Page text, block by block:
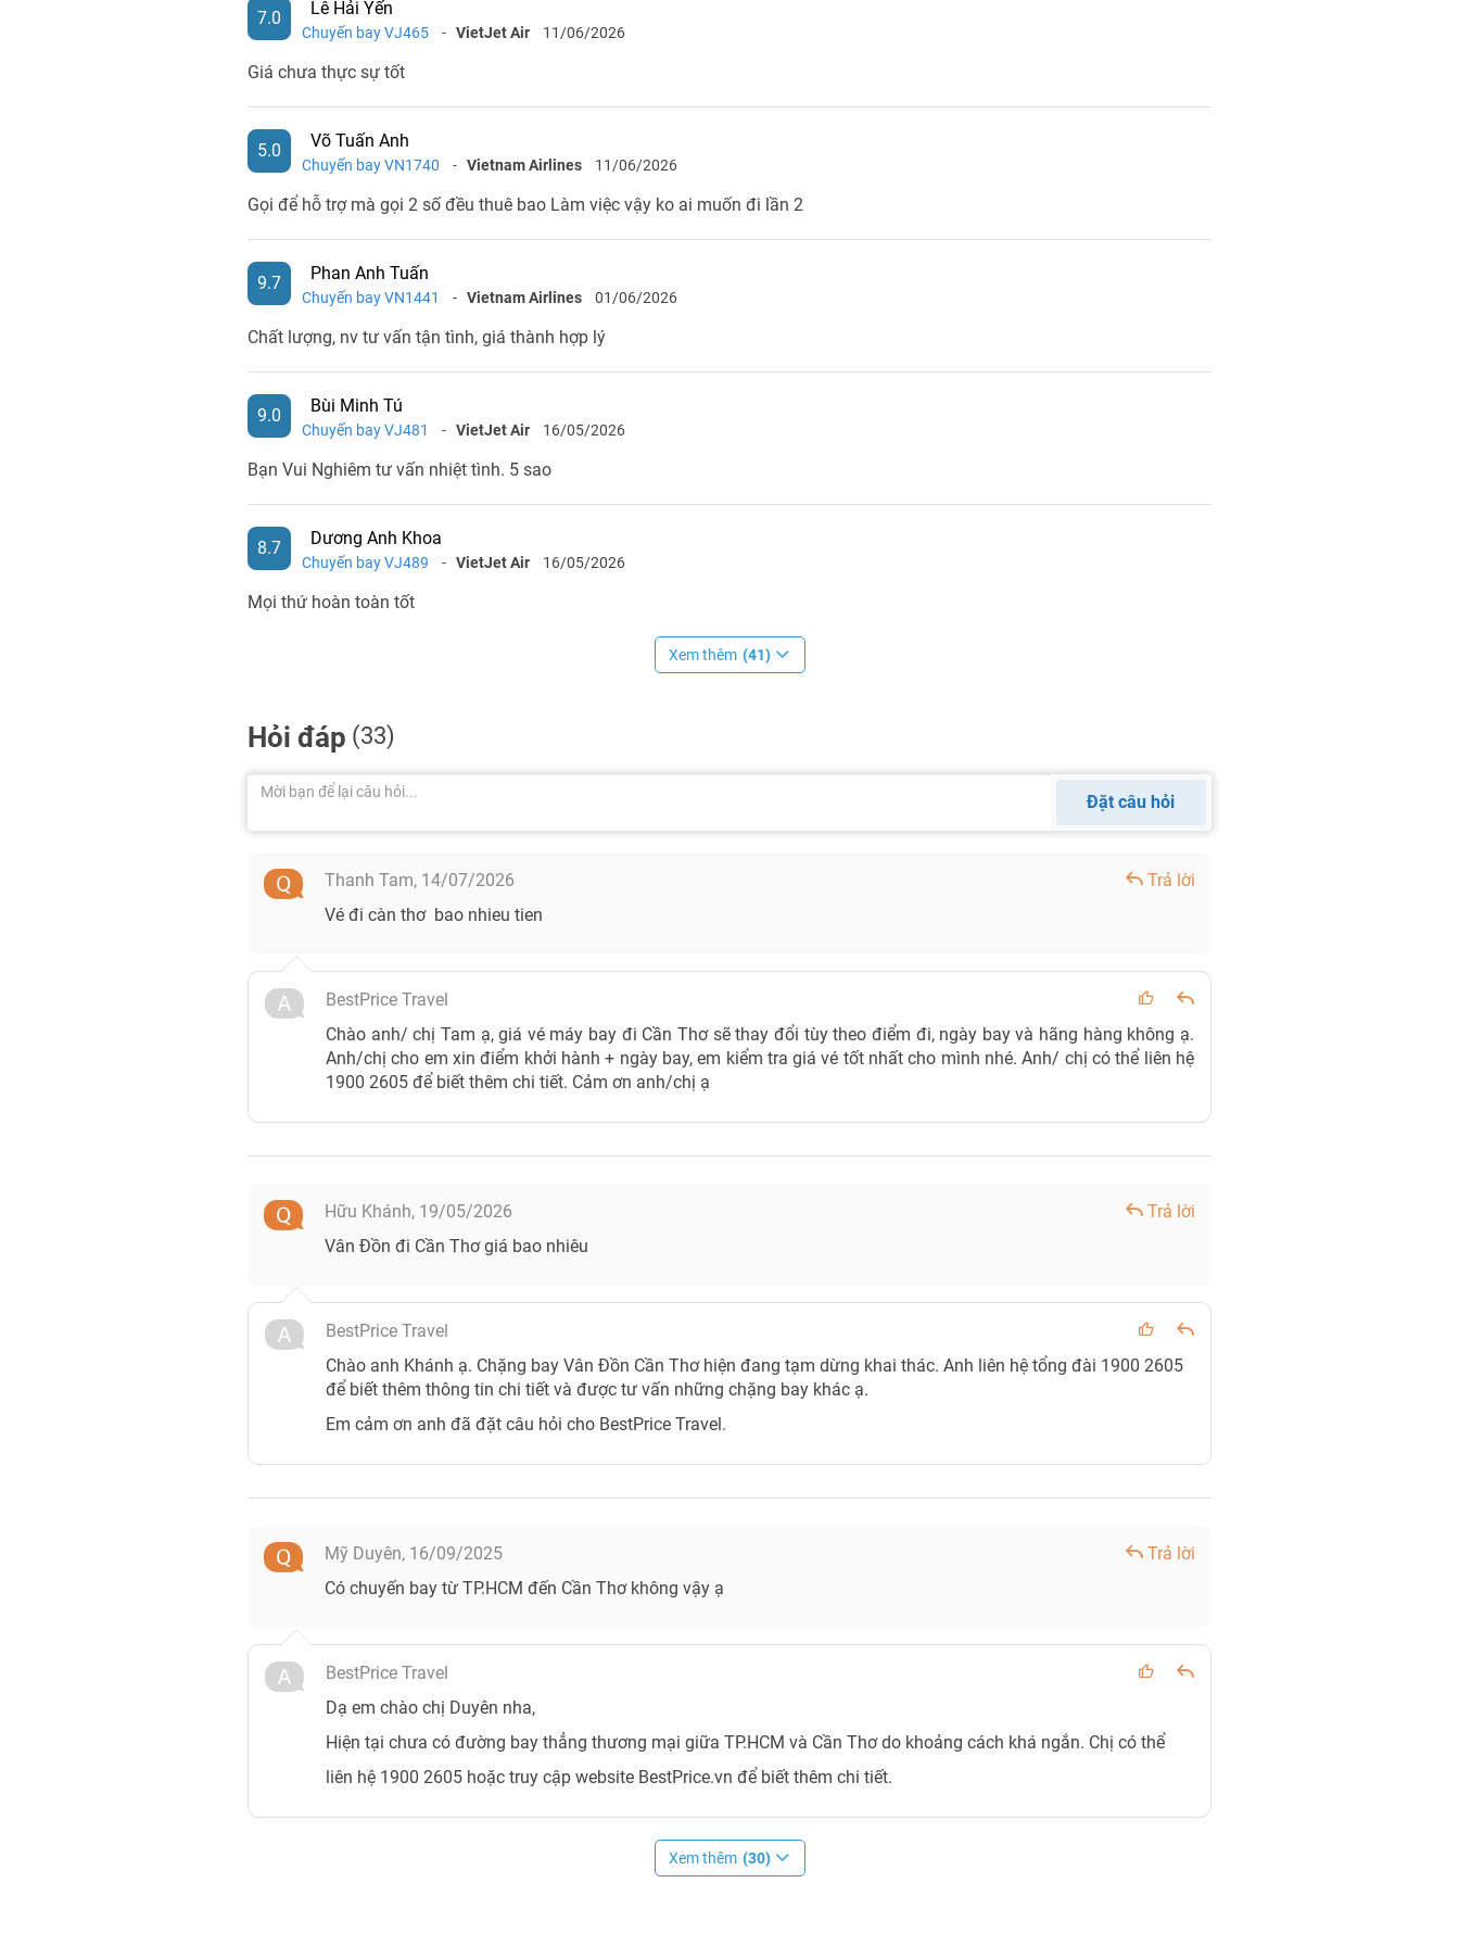
7.0 Lê Hải Yến
Chuyến bay VJ465 - VietJet Air 11/06/2026
Giá chưa thực sự tốt
5.0 Võ Tuấn Anh
Chuyến bay VN1740 - Vietnam Airlines 11/06/2026
Gọi để hỗ trợ mà gọi 2 số đều thuê bao Làm việc vậy ko ai muốn đi lần 2
9.7 Phan Anh Tuấn
Chuyến bay VN1441 - Vietnam Airlines 01/06/2026
Chất lượng, nv tư vấn tận tình, giá thành hợp lý
9.0 Bùi Minh Tú
Chuyến bay VJ481 - VietJet Air 16/05/2026
Bạn Vui Nghiêm tư vấn nhiệt tình. 5 sao
8.7 Dương Anh Khoa
Chuyến bay VJ489 - VietJet Air 16/05/2026
Mọi thứ hoàn toàn tốt
Xem thêm (41)
Hỏi đáp (33)
Đặt câu hỏi
Thanh Tam, 14/07/2026
Trả lời
Vé đi càn thơ bao nhieu tien
BestPrice Travel
Chào anh/ chị Tam ạ, giá vé máy bay đi Cần Thơ sẽ thay đổi tùy theo điểm đi, ngày bay và hãng hàng không ạ.
Anh/chị cho em xin điểm khởi hành + ngày bay, em kiểm tra giá vé tốt nhất cho mình nhé. Anh/ chị có thể liên hệ
1900 2605 để biết thêm chi tiết. Cảm ơn anh/chị ạ
Hữu Khánh, 19/05/2026
Trả lời
Vân Đồn đi Cần Thơ giá bao nhiêu
BestPrice Travel
Chào anh Khánh ạ. Chặng bay Vân Đồn Cần Thơ hiện đang tạm dừng khai thác. Anh liên hệ tổng đài 1900 2605
để biết thêm thông tin chi tiết và được tư vấn những chặng bay khác ạ.
Em cảm ơn anh đã đặt câu hỏi cho BestPrice Travel.
Mỹ Duyên, 16/09/2025
Trả lời
Có chuyến bay từ TP.HCM đến Cần Thơ không vậy ạ
BestPrice Travel
Dạ em chào chị Duyên nha,
Hiện tại chưa có đường bay thẳng thương mại giữa TP.HCM và Cần Thơ do khoảng cách khá ngắn. Chị có thể
liên hệ 1900 2605 hoặc truy cập website BestPrice.vn để biết thêm chi tiết.
Xem thêm (30)